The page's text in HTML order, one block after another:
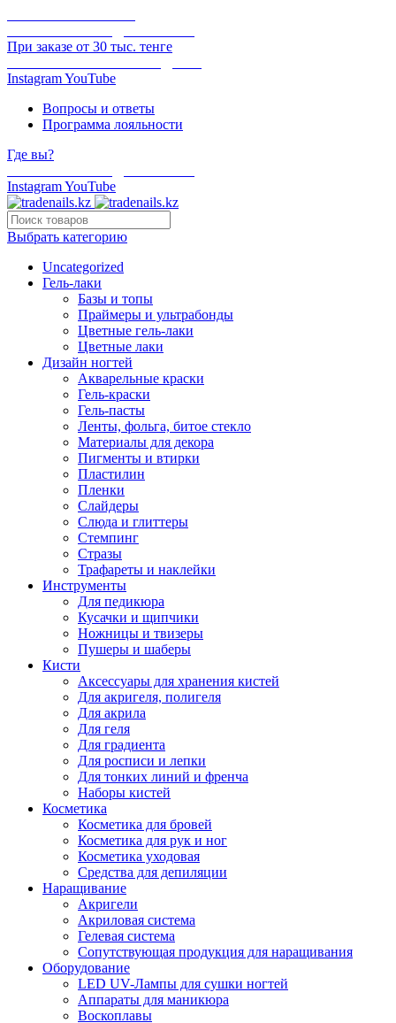
При заказе от 30 тыс. тенге
InstagramYouTube
Вопросы и ответы
Программа лояльности
Где вы?
InstagramYouTube
Выбрать категорию
Uncategorized
Гель-лаки
Базы и топы
Праймеры и ультрабонды
Цветные гель-лаки
Цветные лаки
Дизайн ногтей
Акварельные краски
Гель-краски
Гель-пасты
Ленты, фольга, битое стекло
Материалы для декора
Пигменты и втирки
Пластилин
Пленки
Слайдеры
Слюда и глиттеры
Стемпинг
Стразы
Трафареты и наклейки
Инструменты
Для педикюра
Кусачки и щипчики
Ножницы и твизеры
Пушеры и шаберы
Кисти
Аксессуары для хранения кистей
Для акригеля, полигеля
Для акрила
Для геля
Для градиента
Для росписи и лепки
Для тонких линий и френча
Наборы кистей
Косметика
Косметика для бровей
Косметика для рук и ног
Косметика уходовая
Средства для депиляции
Наращивание
Акригели
Акриловая система
Гелевая система
Сопутствующая продукция для наращивания
Оборудование
LED UV-Лампы для сушки ногтей
Аппараты для маникюра
Воскоплавы